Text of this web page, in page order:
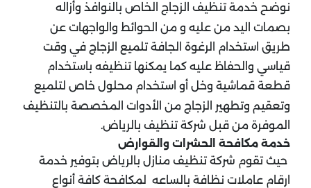
نوضح خدمة تنظيف الزجاج الخاص بالنوافذ وأزاله
بصمات اليد من عليه و من الحوائط والواجهات عن
طريق استخدام الرغوة الجافة تلميع الزجاج في وقت
قياسي والحفاظ عليه كما يمكنها تنظيفه باستخدام
قطعة قماشية وخل أو استخدام محلول خاص لتلميع
وتعقيم وتطهير الزجاج من الأدوات المخصصة بالتنظيف
الموفرة من قبل شركة تنظيف بالرياض.
خدمة مكافحة الحشرات والقوارض
حيث تقوم شركة تنظيف منازل بالرياض بتوفير خدمة
ارقام عاملات نظافة بالساعه لمكافحة كافة أنواع